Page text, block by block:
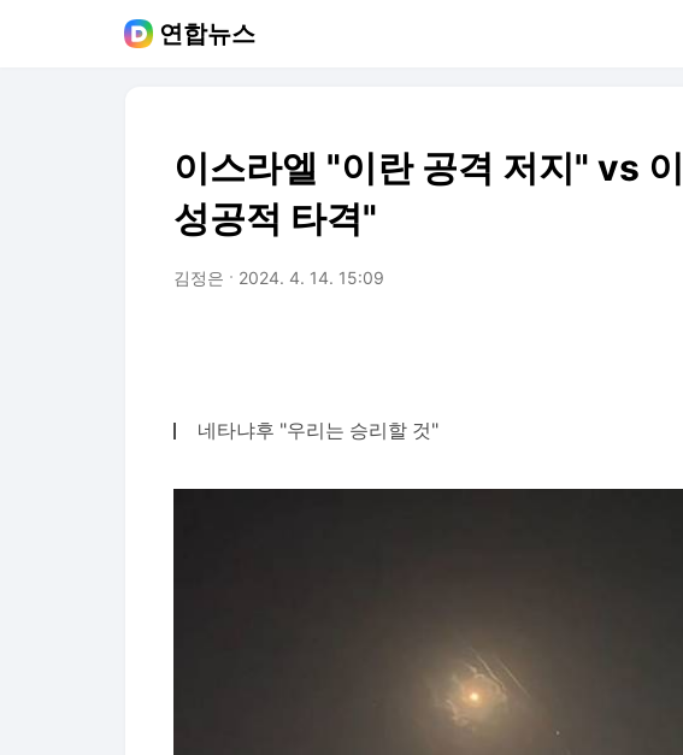
연합뉴스
이스라엘 "이란 공격 저지" vs
성공적 타격"
김정은 2024. 4. 14. 15:09
네타냐후 "우리는 승리할 것"